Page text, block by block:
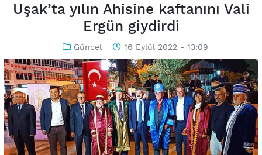
Uşak’ta yılın Ahisine kaftanını Vali
Ergün giydirdi
Güncel 16 Eylül 2022 - 13:09